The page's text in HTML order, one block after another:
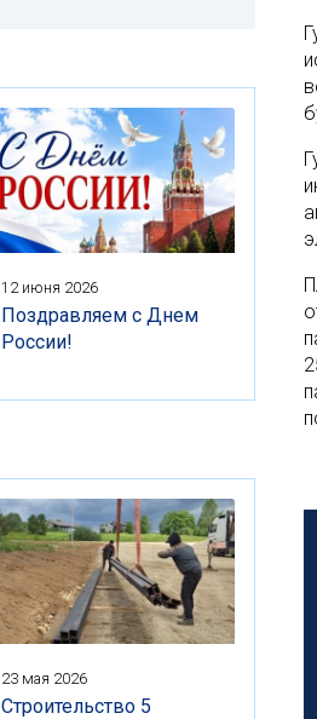
12 июня 2026
Поздравляем с Днем
России!
23 мая 2026
Строительство 5